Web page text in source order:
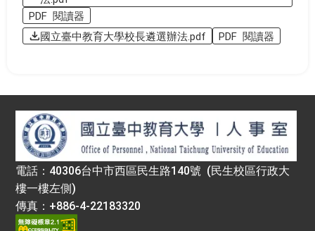
PDF 閱讀器
國立臺中教育大學校長遴選辦法.pdf
PDF 閱讀器
電話：40306台中市西區民生路140號 (民生校區行政大
樓一樓左側)
傳真：+886-4-22183320